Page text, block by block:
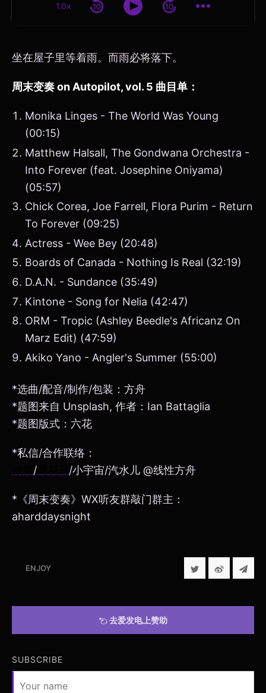
1.0x
坐在屋子里等着雨。而雨必将落下。
周末变奏 on Autopilot, vol. 5 曲目单：
Monika Linges - The World Was Young
(00:15)
Matthew Halsall, The Gondwana Orchestra -
Into Forever (feat. Josephine Oniyama)
(05:57)
Chick Corea, Joe Farrell, Flora Purim - Return
To Forever (09:25)
Actress - Wee Bey (20:48)
Boards of Canada - Nothing Is Real (32:19)
D.A.N. - Sundance (35:49)
Kintone - Song for Nelia (42:47)
ORM - Tropic (Ashley Beedle's Africanz On
Marz Edit) (47:59)
Akiko Yano - Angler's Summer (55:00)
*选曲/配音/制作/包装：方舟
*题图来自 Unsplash, 作者：Ian Battaglia
*题图版式：六花
*私信/合作联络：
/ /小宇宙/汽水儿 @线性方舟
*《周末变奏》WX听友群敲门群主：
aharddaysnight
ENJOY
去爱发电上赞助
SUBSCRIBE